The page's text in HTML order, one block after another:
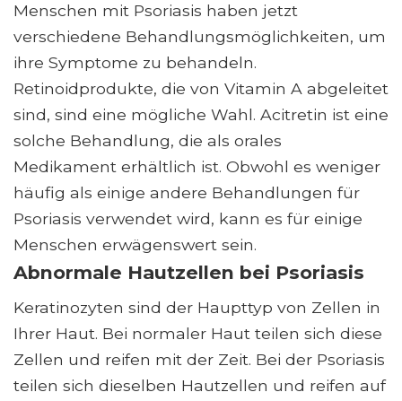
Menschen mit Psoriasis haben jetzt
verschiedene Behandlungsmöglichkeiten, um
ihre Symptome zu behandeln.
Retinoidprodukte, die von Vitamin A abgeleitet
sind, sind eine mögliche Wahl. Acitretin ist eine
solche Behandlung, die als orales
Medikament erhältlich ist. Obwohl es weniger
häufig als einige andere Behandlungen für
Psoriasis verwendet wird, kann es für einige
Menschen erwägenswert sein.
Abnormale Hautzellen bei Psoriasis
Keratinozyten sind der Haupttyp von Zellen in
Ihrer Haut. Bei normaler Haut teilen sich diese
Zellen und reifen mit der Zeit. Bei der Psoriasis
teilen sich dieselben Hautzellen und reifen auf